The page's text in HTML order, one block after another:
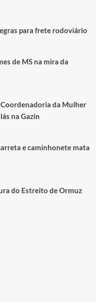
para frete rodoviário
de MS na mira da
da Mulher
na Gazin
e caminhonete mata
do Estreito de Ormuz